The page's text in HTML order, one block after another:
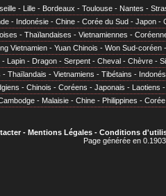
- Lille - Bordeaux - Toulouse - Nantes -
- Indonésie - Chine - Corée du Sud - Japon -
- Thaïlandaises - Vietnamiennes -
Vietnamien - Yuan Chinois - Won Sud-coréen
- Lapin - Dragon - Serpent - Cheval - Chèvre -
- Thaïlandais - Vietnamiens - Tibétains -
- Chinois - Coréens - Japonais - Laotiens
- Malaisie - Chine - Philippines - Corée
- Mentions Légales- Conditions
Page générée en